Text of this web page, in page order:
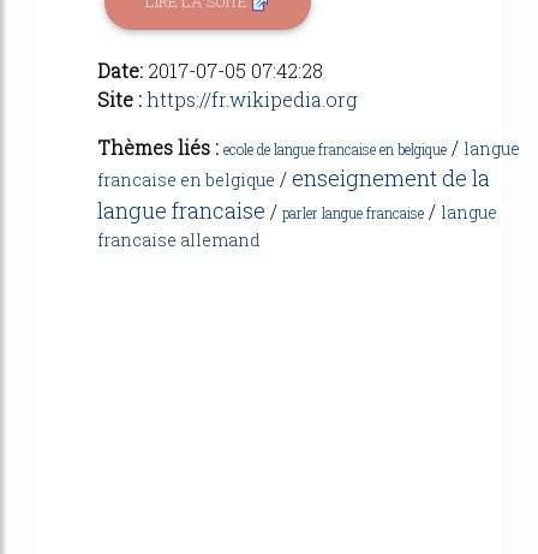
Date: 2017-07-05 07:42:28
Site :https://fr.wikipedia.org
Thèmes liés : ecole de langue francaise en belgique / langue
francaise en belgique /enseignement de la
langue francaise / parler langue francaise / langue
francaise allemand